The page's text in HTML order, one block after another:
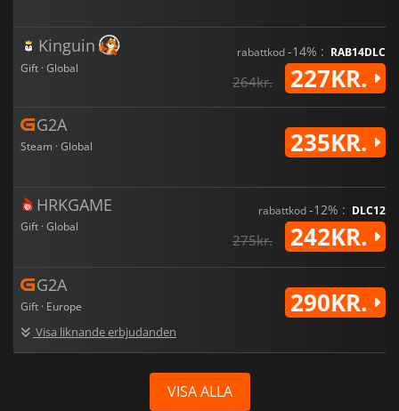
Kinguin
Gift · Global
rabattkod-14% : RAB14DLC
264kr. 227KR.
G2A
Steam · Global 235KR.
HRKGAME
Gift · Global
rabattkod-12% : DLC12
275kr. 242KR.
G2A
Gift · Europe
Visa liknande erbjudanden
290KR.
VISA ALLA